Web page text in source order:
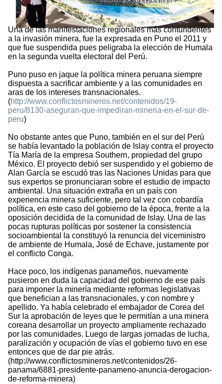
Una de las manifestaciones regionales más contundentes
a la invasión minera, fue la expresada en Puno el 2011 y
que fue suspendida pues peligraba la elección de Humala
en la segunda vuelta electoral del Perú.
Puno puso en jaque la política minera peruana siempre
dispuesta a sacrificar ambiente y a las comunidades en
aras de los intereses transnacionales.
(http://www.conflictosmineros.net/contenidos/19-
peru/8130-aseguran-que-impediran-mineria-en-el-sur-de-
peru)
No obstante antes que Puno, también en el sur del Perú
se había levantado la población de Islay contra el proyecto
Tía María de la empresa Southern, propiedad del grupo
México. El proyecto debió ser suspendido y el gobierno de
Alan García se escudó tras las Naciones Unidas para que
sus expertos se pronunciaran sobre el estudio de impacto
ambiental. Una situación extraña en un país con
experiencia minera suficiente, pero tal vez con cobardía
política, en este caso del gobierno de la época, frente a la
oposición decidida de la comunidad de Islay. Una de las
pocas rupturas políticas por sostener la consistencia
socioambiental la constituyó la renuncia del viceministro
de ambiente de Humala, José de Echave, justamente por
el conflicto Conga.
Hace poco, los indígenas panameños, nuevamente
pusieron en duda la capacidad del gobierno de ese país
para imponer la minería mediante reformas legislativas
que benefician a las transnacionales, y con nombre y
apellido. Ya había celebrado el embajador de Corea del
Sur la aprobación de leyes que le permitían a una minera
coreana desarrollar un proyecto ampliamente rechazado
por las comunidades. Luego de largas jornadas de lucha,
paralización y ocupación de vías el gobierno tuvo en ese
entonces que de dar pie atrás.
(http://www.conflictosmineros.net/contenidos/26-
panama/6881-presidente-panameno-anuncia-derogacion-
de-reforma-minera)